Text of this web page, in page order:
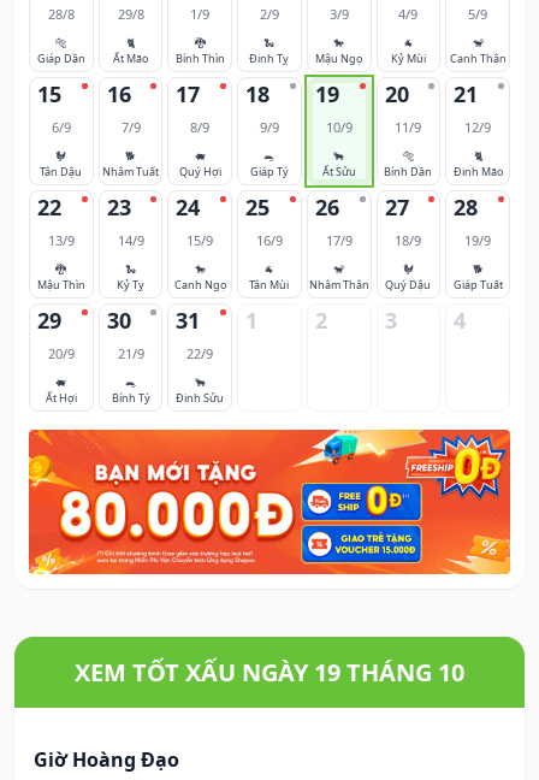
28/8
🐅
Giáp Dần
29/8
🐈
Ất Mão
1/9
🐉
Bính Thìn
2/9
🐍
Đinh Tỵ
3/9
🐎
Mậu Ngọ
4/9
🐐
Kỷ Mùi
5/9
🐒
Canh Thân
15
6/9
🐓
Tân Dậu
16
7/9
🐕
Nhâm Tuất
17
8/9
🐖
Quý Hợi
18
9/9
🐀
Giáp Tý
19
10/9
🐂
Ất Sửu
20
11/9
🐅
Bính Dần
21
12/9
🐈
Đinh Mão
22
13/9
🐉
Mậu Thìn
23
14/9
🐍
Kỷ Tỵ
24
15/9
🐎
Canh Ngọ
25
16/9
🐐
Tân Mùi
26
17/9
🐒
Nhâm Thân
27
18/9
🐓
Quý Dậu
28
19/9
🐕
Giáp Tuất
29
20/9
🐖
Ất Hợi
30
21/9
🐀
Bính Tý
31
22/9
🐂
Đinh Sửu
1 2 3 4
XEM TỐT XẤU NGÀY 19 THÁNG 10
Giờ Hoàng Đạo